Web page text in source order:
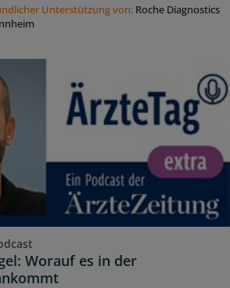
Unterstützung von: Roche Diagnostics
Worauf es in der